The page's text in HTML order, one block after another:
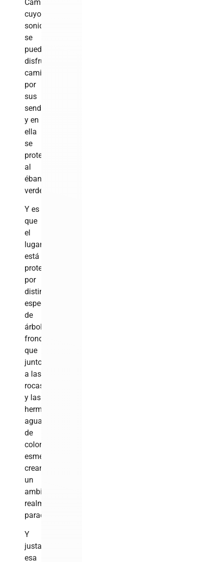
Camú,
cuyo
sonido
se
puede
disfrutar
caminando
por
sus
senderos
y en
ella
se
protege
al
ébano
verde.
Y es
que
el
lugar
está
protegido
por
distintas
especies
de
árboles
frondosos,
que
junto
a las
rocas
y las
hermosas
aguas
de
color
esmeralda
crean
un
ambiente
realmente
paradisiaco.
Y
justamente
esa